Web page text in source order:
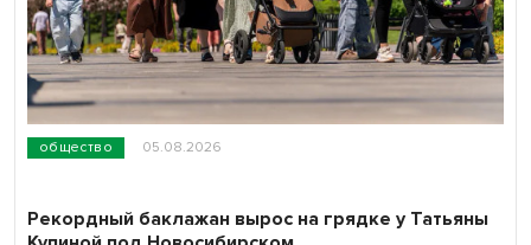
общество 05.08.2026
Рекордный баклажан вырос на грядке у Татьяны